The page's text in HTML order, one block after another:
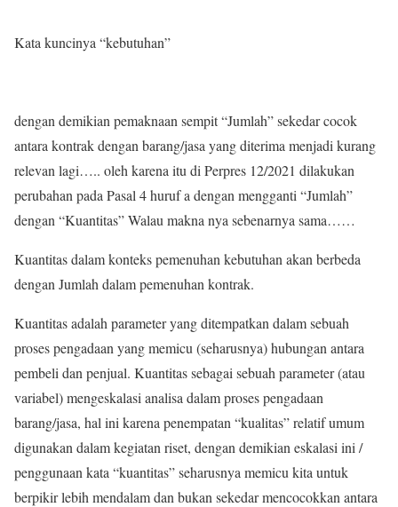
Kata kuncinya “kebutuhan”
dengan demikian pemaknaan sempit “Jumlah” sekedar cocok
antara kontrak dengan barang/jasa yang diterima menjadi kurang
relevan lagi….. oleh karena itu di Perpres 12/2021 dilakukan
perubahan pada Pasal 4 huruf a dengan mengganti “Jumlah”
dengan “Kuantitas” Walau makna nya sebenarnya sama……
Kuantitas dalam konteks pemenuhan kebutuhan akan berbeda
dengan Jumlah dalam pemenuhan kontrak.
Kuantitas adalah parameter yang ditempatkan dalam sebuah
proses pengadaan yang memicu (seharusnya) hubungan antara
pembeli dan penjual. Kuantitas sebagai sebuah parameter (atau
variabel) mengeskalasi analisa dalam proses pengadaan
barang/jasa, hal ini karena penempatan “kualitas” relatif umum
digunakan dalam kegiatan riset, dengan demikian eskalasi ini /
penggunaan kata “kuantitas” seharusnya memicu kita untuk
berpikir lebih mendalam dan bukan sekedar mencocokkan antara